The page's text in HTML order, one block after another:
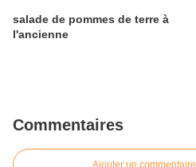
salade de pommes de terre à
l'ancienne
Commentaires
Ajouter un commentaire